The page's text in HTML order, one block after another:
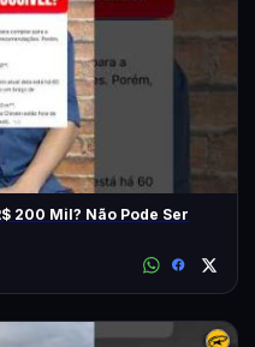
200 Mil? Não Pode Ser